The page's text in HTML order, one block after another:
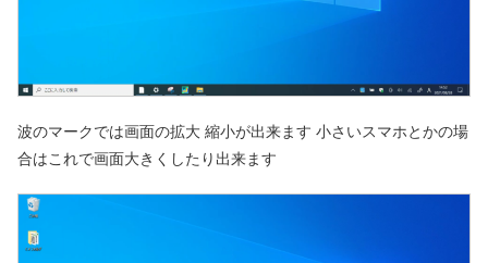
波のマークでは画面の拡大 縮小が出来ます 小さいスマホとかの場
合はこれで画面大きくしたり出来ます